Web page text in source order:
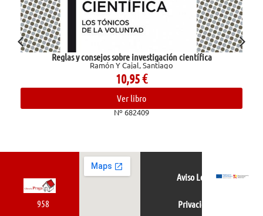
Reglas y consejos sobre investigación científica
Ramón Y Cajal, Santiago
10,95€
Ver libro
Nº 682409
958
Aviso Legal
Privacidad